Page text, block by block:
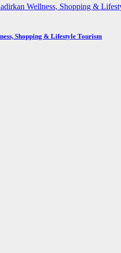
Shopping & Lifestyle Tourism